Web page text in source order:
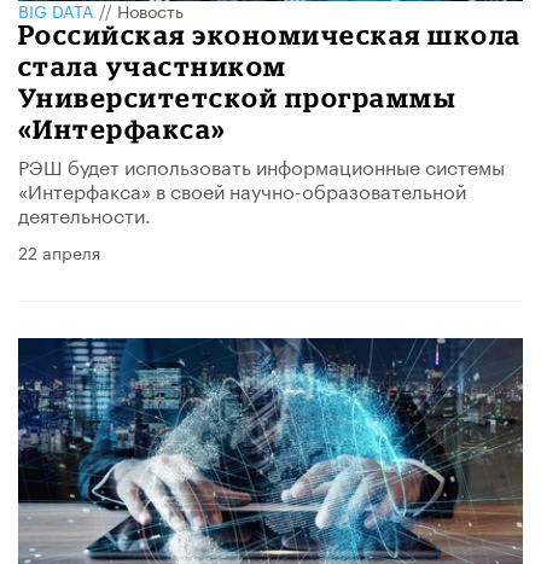
BIG DATA//Новость
Российская экономическая школа
стала участником
Университетской программы
«Интерфакса»
РЭШ будет использовать информационные системы
«Интерфакса» в своей научно-образовательной
деятельности.
22 апреля